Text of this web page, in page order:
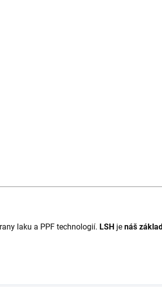
laku a PPF technologií. LSH je náš základ